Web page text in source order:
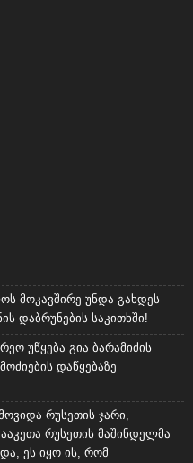
მოკავშირე უნდა გახდეს
დაბრუნების საკითხში!
უწყება გია ბარამიძის
დაწყებაზე
რუსეთის ჯარი,
რუსეთის მაშინდელმა
ეს იყო ის, რომ